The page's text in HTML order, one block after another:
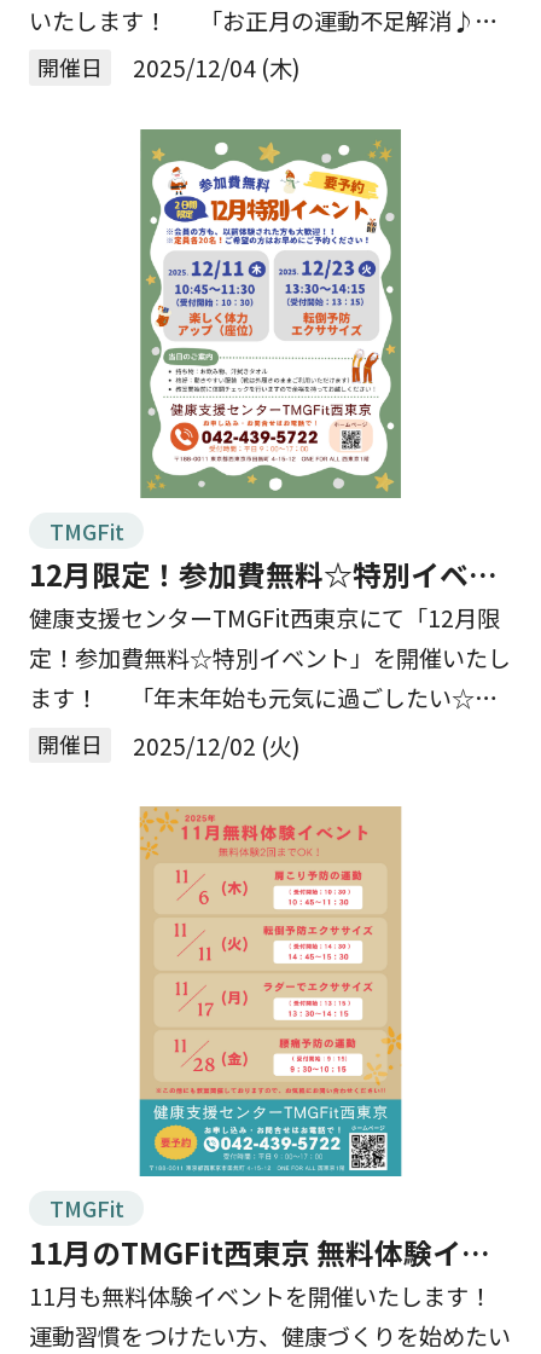
いたします！ 「お正月の運動不足解消♪」
こんな方にぴったりの、身体を整えながら気持
開催日 2025/12/04 (木)
TMGFit
12月限定！参加費無料☆特別イベン
トを開催します！
健康支援センターTMGFit西東京にて「12月限
定！参加費無料☆特別イベント」を開催いたし
ます！ 「年末年始も元気に過ごしたい☆」
そんな方へぴったりの足腰強化プログラムを
開催日 2025/12/02 (火)
TMGFit
11月のTMGFit西東京 無料体験イベ
ントを開催します！
11月も無料体験イベントを開催いたします！
運動習慣をつけたい方、健康づくりを始めたい